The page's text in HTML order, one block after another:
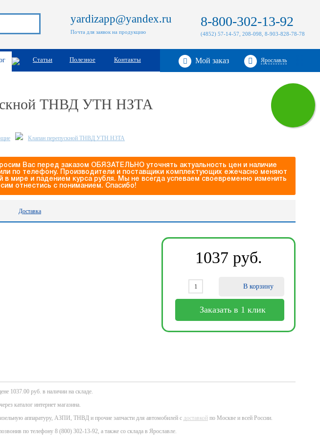
yardizapp@yandex.ru
Почта для заявок на продукцию
8-800-302-13-92
(4852) 57-14-57, 208-098, 8-903-828-78-78
Статьи Полезное Контакты Мой заказ Ярославль
ТНВД УТН НЗТА
Клапан перепускной ТНВД УТН НЗТА
Вас перед заказом ОБЯЗАТЕЛЬНО уточнять актуальность цен и наличие
по телефону. Производители и поставщики комплектующих ежечасно меняют
в мире и падением курса рубля. Мы не всегда успеваем своевременно изменить
отнестись с пониманием. Спасибо!
Доставка
1037 руб.
В корзину
Заказать в 1 клик
1037.00 руб. в наличии на складе.
каталог интернет магазина.
аппаратуру, АЗПИ, ТНВД и прочие запчасти для автомобилей с доставкой по Москве и всей России.
по телефону 8 (800) 302-13-92, а также со склада в Ярославле.